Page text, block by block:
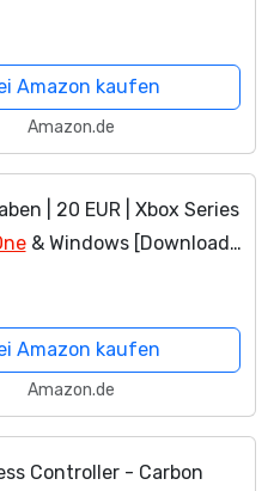
Amazon kaufen
Amazon.de
| 20 EUR | Xbox Series
& Windows [Download
Amazon kaufen
Amazon.de
Controller - Carbon